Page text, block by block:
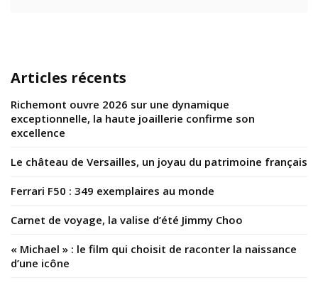
Articles récents
Richemont ouvre 2026 sur une dynamique
exceptionnelle, la haute joaillerie confirme son
excellence
Le château de Versailles, un joyau du patrimoine français
Ferrari F50 : 349 exemplaires au monde
Carnet de voyage, la valise d’été Jimmy Choo
« Michael » : le film qui choisit de raconter la naissance
d’une icône